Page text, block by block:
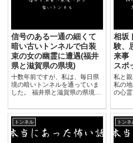
信号のある一通の細くて
暗い古いトンネルで白装
束の女の幽霊に遭遇(福井
県と滋賀県の県境)
十数年前ですが、私は、毎日県
境の暗いトンネルを通っていま
した。 福井県と滋賀県の県境に
て使われていた湿気が多く、 天
井から水が滴ってくる暗くて狭
いトンネルです。 夜そのトンネ
ルを通ている...
相坂
験、
来事
スポ
私と
私の
の心
ンネ
ある
した
席、
トンネル トンネ